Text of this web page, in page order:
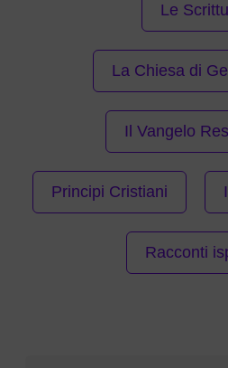
Le
La Chiesa di
Il Vangelo
Principi Cristiani
Racconti